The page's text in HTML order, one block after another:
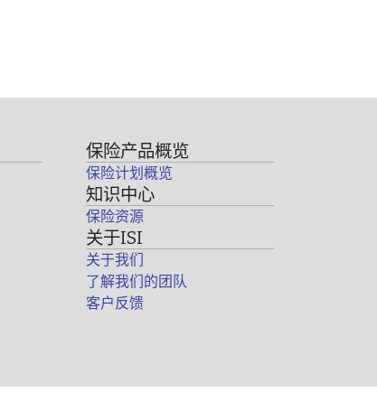
保险产品概览
保险计划概览
知识中心
保险资源
关于ISI
关于我们
了解我们的团队
客户反馈